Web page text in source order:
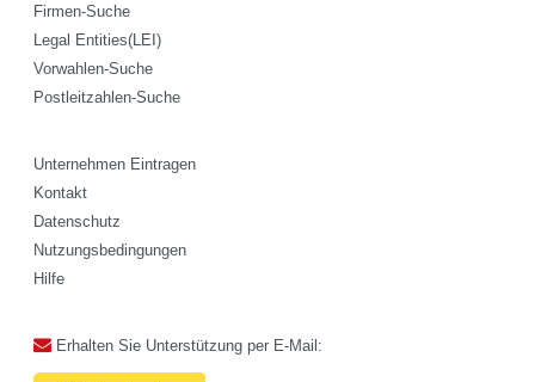
Firmen-Suche
Legal Entities(LEI)
Vorwahlen-Suche
Postleitzahlen-Suche
Unternehmen Eintragen
Kontakt
Datenschutz
Nutzungsbedingungen
Hilfe
Erhalten Sie Unterstützung per E-Mail: